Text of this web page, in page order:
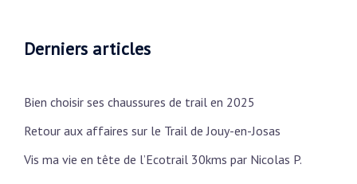
Derniers articles
Bien choisir ses chaussures de trail en 2025
Retour aux affaires sur le Trail de Jouy-en-Josas
Vis ma vie en tête de l’Ecotrail 30kms par Nicolas P.